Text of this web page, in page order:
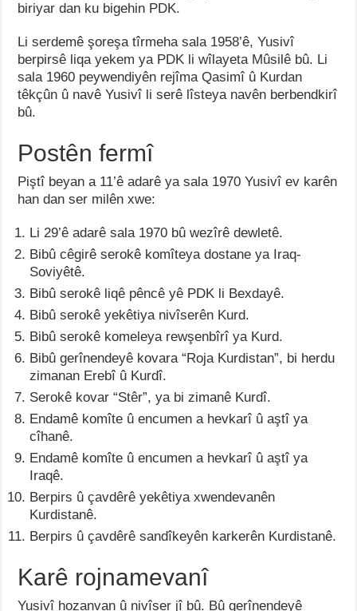
biriyar dan ku bigehin PDK.
Li serdemê şoreşa tîrmeha sala 1958’ê, Yusivî
berpirsê liqa yekem ya PDK li wîlayeta Mûsilê bû. Li
sala 1960 peywendiyên rejîma Qasimî û Kurdan
têkçûn û navê Yusivî li serê lîsteya navên berbendkirî
bû.
Postên fermî
Piştî beyan a 11’ê adarê ya sala 1970 Yusivî ev karên
han dan ser milên xwe:
Li 29’ê adarê sala 1970 bû wezîrê dewletê.
Bibû cêgirê serokê komîteya dostane ya Iraq-
Soviyêtê.
Bibû serokê liqê pêncê yê PDK li Bexdayê.
Bibû serokê yekêtiya nivîserên Kurd.
Bibû serokê komeleya rewşenbîrî ya Kurd.
Bibû gerînendeyê kovara “Roja Kurdistan”, bi herdu
zimanan Erebî û Kurdî.
Serokê kovar “Stêr”, ya bi zimanê Kurdî.
Endamê komîte û encumen a hevkarî û aştî ya
cîhanê.
Endamê komîte û encumen a hevkarî û aştî ya
Iraqê.
Berpirs û çavdêrê yekêtiya xwendevanên
Kurdistanê.
Berpirs û çavdêrê sandîkeyên karkerên Kurdistanê.
Karê rojnamevanî
Yusivî hozanvan û nivîser jî bû. Bû gerînendeyê